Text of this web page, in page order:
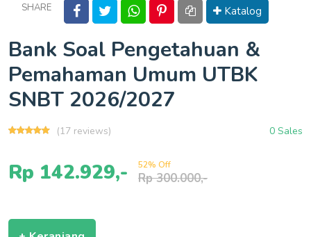
SHARE Katalog
Bank Soal Pengetahuan &
Pemahaman Umum UTBK
SNBT 2026/2027
(17 reviews) 0 Sales
Rp 142.929,- 52% Off
Rp 300.000,-